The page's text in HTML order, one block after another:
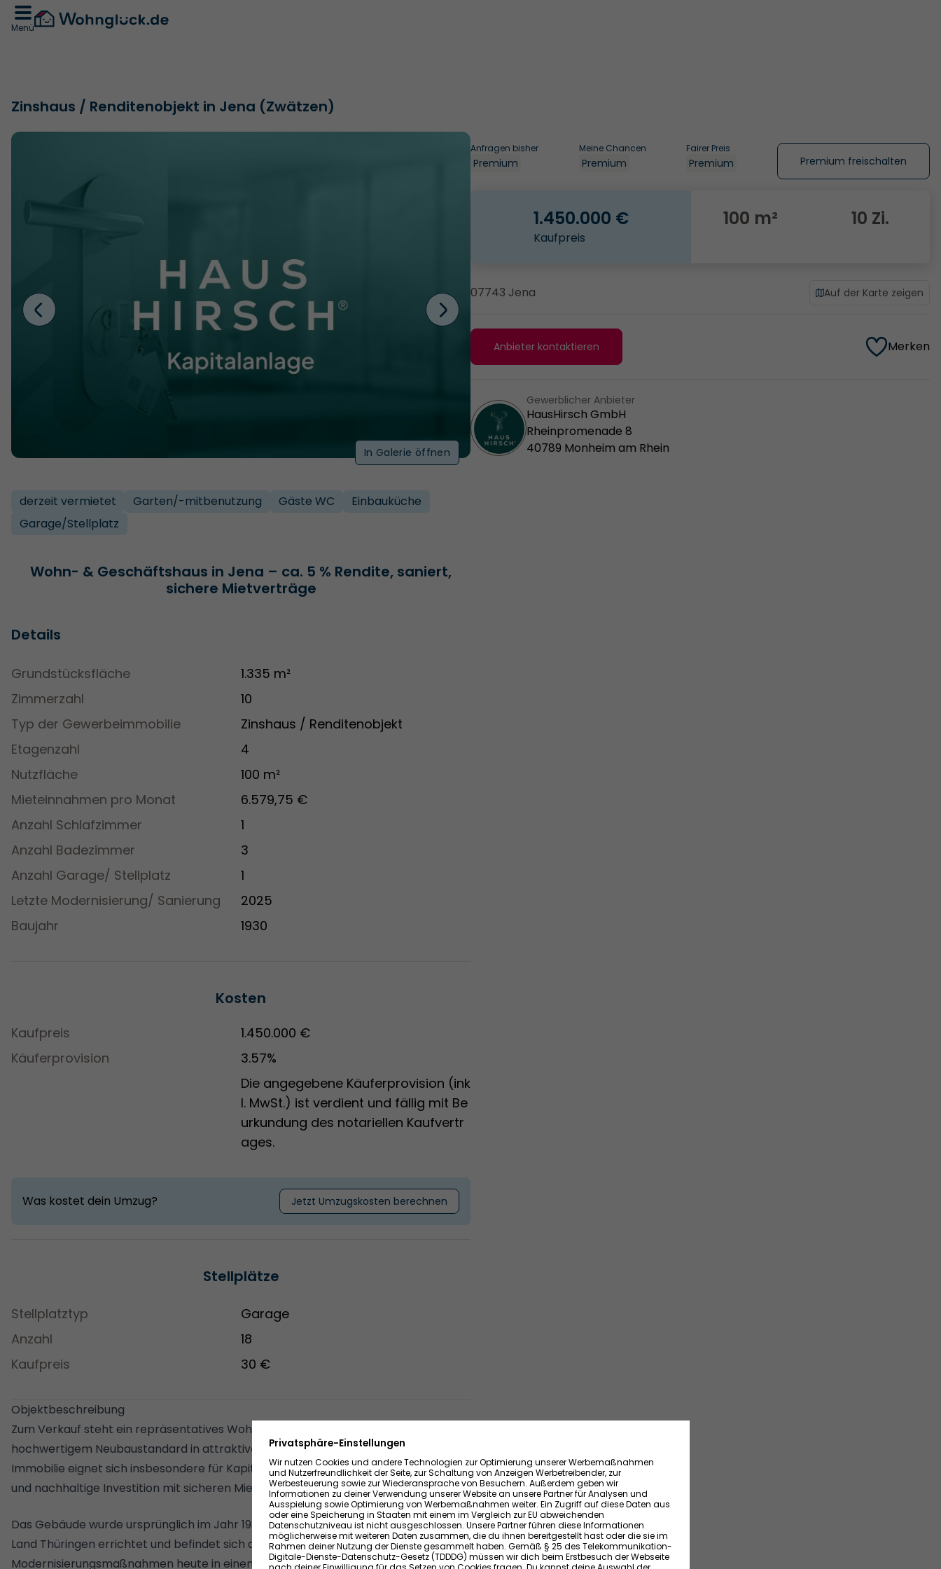
Menü
Zinshaus / Renditenobjekt in Jena (Zwätzen)
In Galerie öffnen
derzeit vermietet Garten/­-mitbenutzung Gäste WC
Einbauküche
Garage/­Stellplatz
Anfragen bisher
Premium
Meine Chancen
Premium
Fairer Preis
Premium Premium freischalten
1.450.000 €
Kaufpreis
100 m² 10 Zi.
07743 Jena Auf der Karte zeigen
Anbieter kontaktieren Merken
Gewerblicher Anbieter
HausHirsch GmbH
Rheinpromenade 8
40789 Monheim am Rhein
Wohn- & Geschäftshaus in Jena – ca. 5 % Rendite, saniert,
sichere Mietverträge
Details
Grundstücksfläche
1.335 m²
Zimmerzahl
10
Typ der Gewerbeimmobilie
Zinshaus / Renditenobjekt
Etagenzahl
4
Nutzfläche
100 m²
Mieteinnahmen pro Monat
6.579,75 €
Anzahl Schlafzimmer
1
Anzahl Badezimmer
3
Anzahl Garage/ Stellplatz
1
Letzte Modernisierung/ Sanierung
2025
Baujahr
1930
Kosten
Kaufpreis
1.450.000 €
Käuferprovision
3.57%
Die angegebene Käuferprovision (ink
l. MwSt.) ist verdient und fällig mit Be
urkundung des notariellen Kaufvertr
ages.
Was kostet dein Umzug? Jetzt Umzugskosten berechnen
Stellplätze
Stellplatztyp
Garage
Anzahl
18
Kaufpreis
30 €
Objektbeschreibung
Zum Verkauf steht ein repräsentatives Wohn- und Geschäftshaus mit
hochwertigem Neubaustandard in attraktiver Lage der Universitätsstadt Jena. Die
Immobilie eignet sich insbesondere für Kapitalanleger, die eine langfristig stabile
und nachhaltige Investition mit sicheren Mietverhältnissen suchen.
Das Gebäude wurde ursprünglich im Jahr 1930 als Verwaltungsgebäude durch das
Land Thüringen errichtet und befindet sich aufgrund umfassender Sanierungs- und
Modernisierungsmaßnahmen heute in einem hervorragenden baulichen Zustand.